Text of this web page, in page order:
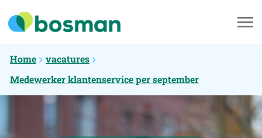
Home
vacatures
Medewerker klantenservice per september